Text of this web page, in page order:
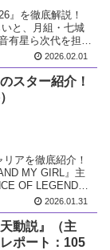
』を徹底解説！
と、月組・七城
有星ら次代を担う
イド情報などをご
2026.02.01
スター紹介！
アを徹底紹介！
MY GIRL』主
OF LEGEND』
2026.01.31
動説』（主
ポート：105